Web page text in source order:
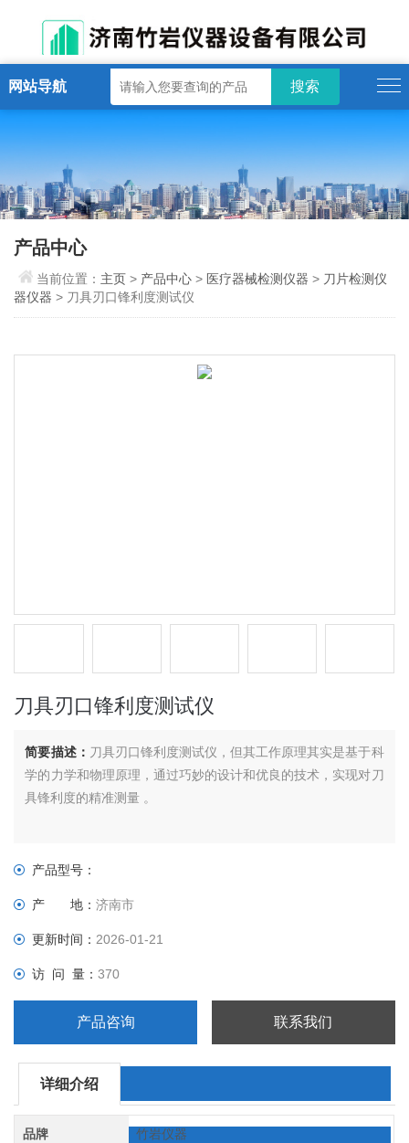
网站导航
产品中心
当前位置： 主页> 产品中心 > 医疗器械检测仪器 > 刀片检测仪
器仪器 > 刀具刃口锋利度测试仪
刀具刃口锋利度测试仪
简要描述： 刀具刃口锋利度测试仪，但其工作原理其实是基于科
学的力学和物理原理，通过巧妙的设计和优良的技术，实现对刀
具锋利度的精准测量 。
产品型号：
产 地：济南市
更新时间：2026-01-21
访 问 量：370
产品咨询 联系我们
详细介绍
品牌 竹岩仪器